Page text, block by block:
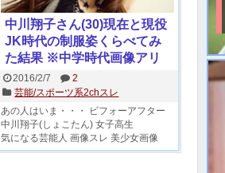
中川翔子さん(30)現在と現役
JK時代の制服姿くらべてみ
た結果 ※中学時代画像アリ
※2016/2/7
2
芸能/スポーツ系2chスレ
あの人はいま・・・
ビフォーアフター
中川翔子(しょこたん) 女子高生
気になる芸能人 画像スレ 美少女画像